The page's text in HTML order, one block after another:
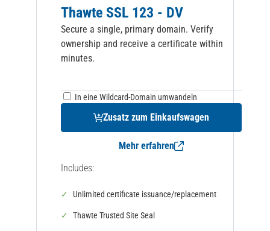
Thawte SSL 123 - DV
Secure a single, primary domain. Verify
ownership and receive a certificate within
minutes.
In eine Wildcard-Domain umwandeln
Zusatz zum Einkaufswagen
Mehr erfahren
Includes:
Unlimited certificate issuance/replacement
Thawte Trusted Site Seal